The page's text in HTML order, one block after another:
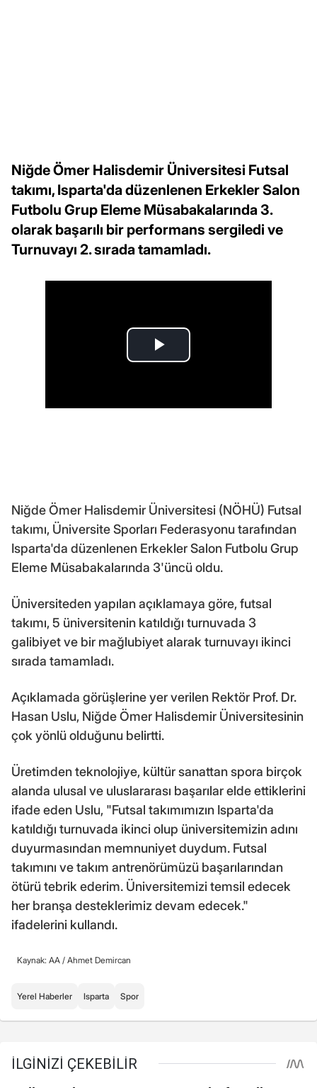
Niğde Ömer Halisdemir Üniversitesi Futsal
takımı, Isparta'da düzenlenen Erkekler Salon
Futbolu Grup Eleme Müsabakalarında 3.
olarak başarılı bir performans sergiledi ve
Turnuvayı 2. sırada tamamladı.
Niğde Ömer Halisdemir Üniversitesi (NÖHÜ) Futsal
takımı, Üniversite Sporları Federasyonu tarafından
Isparta'da düzenlenen Erkekler Salon Futbolu Grup
Eleme Müsabakalarında 3'üncü oldu.
Üniversiteden yapılan açıklamaya göre, futsal
takımı, 5 üniversitenin katıldığı turnuvada 3
galibiyet ve bir mağlubiyet alarak turnuvayı ikinci
sırada tamamladı.
Açıklamada görüşlerine yer verilen Rektör Prof. Dr.
Hasan Uslu, Niğde Ömer Halisdemir Üniversitesinin
çok yönlü olduğunu belirtti.
Üretimden teknolojiye, kültür sanattan spora birçok
alanda ulusal ve uluslararası başarılar elde ettiklerini
ifade eden Uslu, "Futsal takımımızın Isparta'da
katıldığı turnuvada ikinci olup üniversitemizin adını
duyurmasından memnuniyet duydum. Futsal
takımını ve takım antrenörümüzü başarılarından
ötürü tebrik ederim. Üniversitemizi temsil edecek
her branşa desteklerimiz devam edecek."
ifadelerini kullandı.
Kaynak: AA / Ahmet Demircan
Yerel Haberler Isparta Spor